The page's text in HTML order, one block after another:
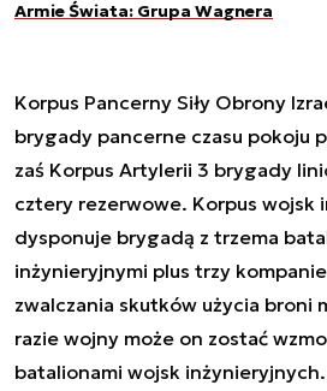
Armie Świata: Grupa Wagnera
Korpus Pancerny Siły Obrony
brygady pancerne czasu pokoju
zaś Korpus Artylerii 3 brygady
cztery rezerwowe. Korpus wojsk
dysponuje brygadą z trzema
inżynieryjnymi plus trzy
zwalczania skutków użycia broni
razie wojny może on zostać
batalionami wojsk